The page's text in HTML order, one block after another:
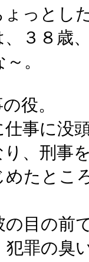
っとし
３８歳
。
役。
事に没
、刑事
めたとこ
目の前
犯罪の臭